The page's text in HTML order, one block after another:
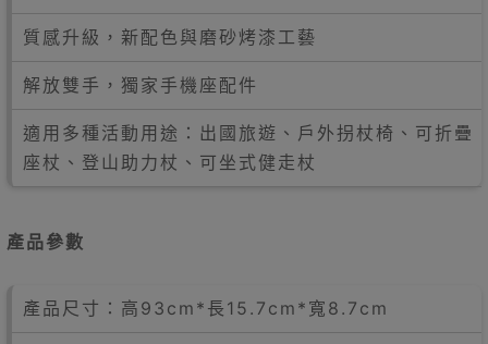
質感升級，新配色與磨砂烤漆工藝
解放雙手，獨家手機座配件
適用多種活動用途：出國旅遊、戶外拐杖椅、可折疊
座杖、登山助力杖、可坐式健走杖
產品參數
產品尺寸：高93cm*長15.7cm*寬8.7cm